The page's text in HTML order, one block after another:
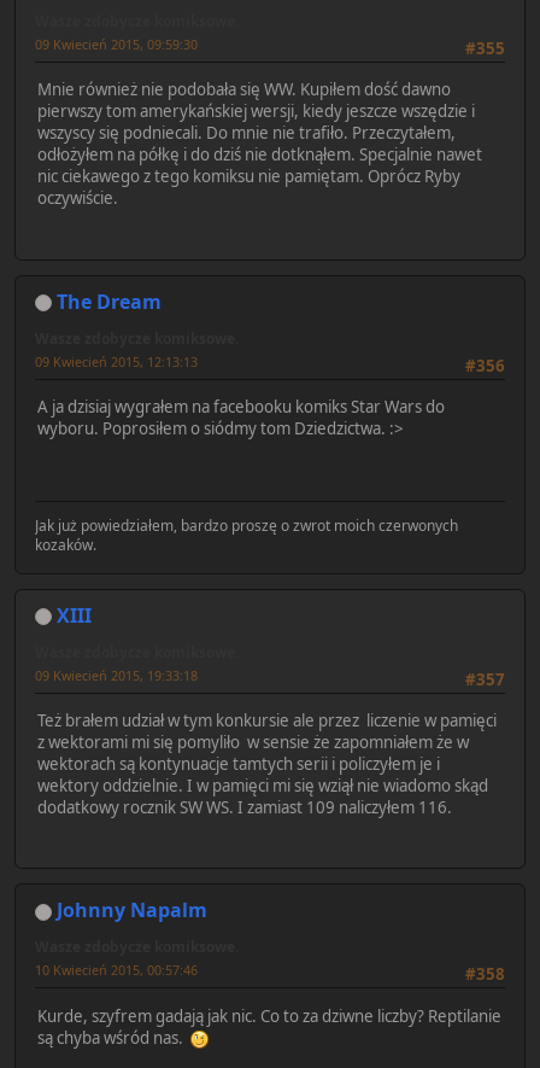
#355
09 Kwiecień 2015, 09:59:30
Mnie również nie podobała się WW. Kupiłem dość dawno
pierwszy tom amerykańskiej wersji, kiedy jeszcze wszędzie i
wszyscy się podniecali. Do mnie nie trafiło. Przeczytałem,
odłożyłem na półkę i do dziś nie dotknąłem. Specjalnie nawet
nic ciekawego z tego komiksu nie pamiętam. Oprócz Ryby
oczywiście.
The Dream
#356
09 Kwiecień 2015, 12:13:13
A ja dzisiaj wygrałem na facebooku komiks Star Wars do
wyboru. Poprosiłem o siódmy tom Dziedzictwa. :>
Jak już powiedziałem, bardzo proszę o zwrot moich czerwonych
kozaków.
XIII
#357
09 Kwiecień 2015, 19:33:18
Też brałem udział w tym konkursie ale przez liczenie w pamięci
z wektorami mi się pomyliło w sensie że zapomniałem że w
wektorach są kontynuacje tamtych serii i policzyłem je i
wektory oddzielnie. I w pamięci mi się wziął nie wiadomo skąd
dodatkowy rocznik SW WS. I zamiast 109 naliczyłem 116.
Johnny Napalm
#358
10 Kwiecień 2015, 00:57:46
Kurde, szyfrem gadają jak nic. Co to za dziwne liczby? Reptilanie
są chyba wśród nas.